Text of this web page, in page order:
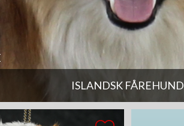
ISLANDSK FÅREHUND